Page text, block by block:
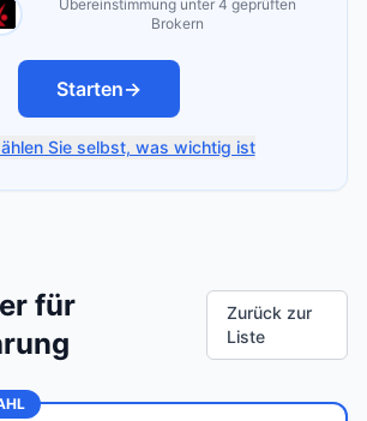
Übereinstimmung unter 4 geprüften
Brokern
Starten→
Sie selbst, was wichtig ist
für
Zurück zur
Liste